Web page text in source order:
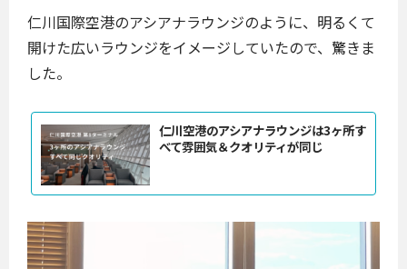
仁川国際空港のアシアナラウンジのように、明るくて
開けた広いラウンジをイメージしていたので、驚きま
した。
仁川空港のアシアナラウンジは3ヶ所す
べて雰囲気＆クオリティが同じ